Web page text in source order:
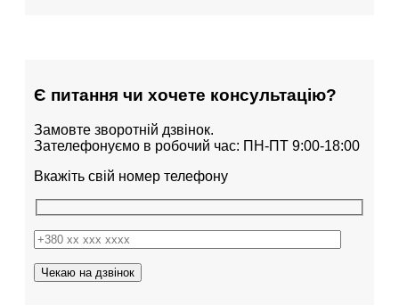
Є питання чи хочете консультацію?
Замовте зворотній дзвінок.
Зателефонуємо в робочий час: ПН-ПТ 9:00-18:00
Вкажіть свій номер телефону